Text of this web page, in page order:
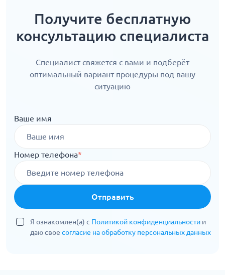
Получите бесплатную
консультацию специалиста
Специалист свяжется с вами и подберёт
оптимальный вариант процедуры под вашу
ситуацию
Ваше имя
Номер телефона*
Отправить
Я ознакомлен(а) с Политикой конфиденциальности и
даю свое согласие на обработку персональных данных